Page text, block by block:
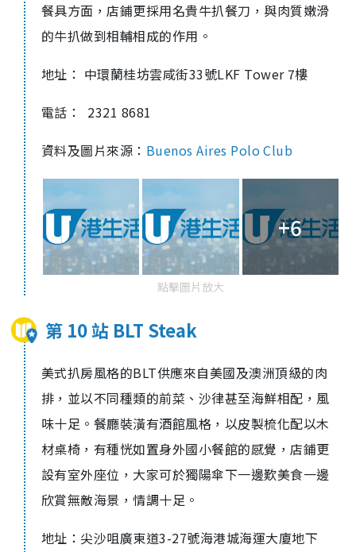
餐具方面，店鋪更採用名貴牛扒餐刀，與肉質嫩滑
的牛扒做到相輔相成的作用。
地址： 中環蘭桂坊雲咸街33號LKF Tower 7樓
電話： 2321 8681
資料及圖片來源： Buenos Aires Polo Club
+6
點擊圖片放大
第 10 站 BLT Steak
美式扒房風格的BLT供應來自美國及澳洲頂級的肉
排，並以不同種類的前菜、沙律甚至海鮮相配，風
味十足。餐廳裝潢有酒館風格，以皮製梳化配以木
材桌椅，有種恍如置身外國小餐館的感覺，店鋪更
設有室外座位，大家可於獨陽傘下一邊歎美食一邊
欣賞無敵海景，情調十足。
地址：尖沙咀廣東道3-27號海港城海運大廈地下